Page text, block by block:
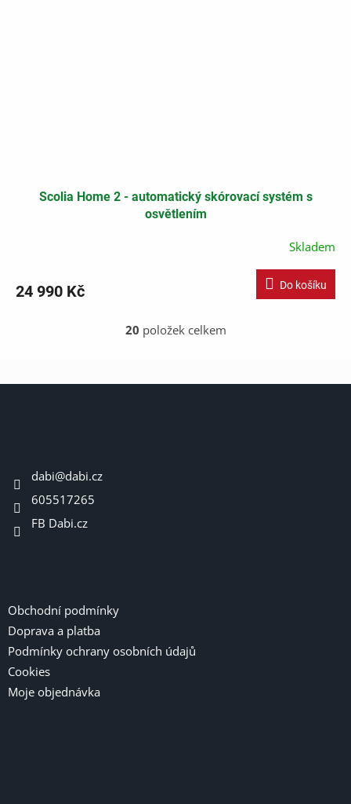
Scolia Home 2 - automatický skórovací systém s
osvětlením
Skladem
24 990 Kč Do košíku
O
á
20 položek celkem
dabi@dabi.cz
605517265
FB Dabi.cz
Obchodní podmínky
Doprava a platba
Podmínky ochrany osobních údajů
Cookies
Moje objednávka